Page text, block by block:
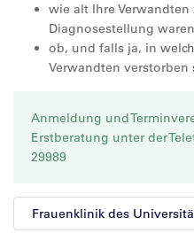
wie alt Ihre
Diagnosestellung waren
ob, und falls ja, in
Verwandten verstorben
Anmeldung und
Erstberatung unter der
29989
Frauenklinik des